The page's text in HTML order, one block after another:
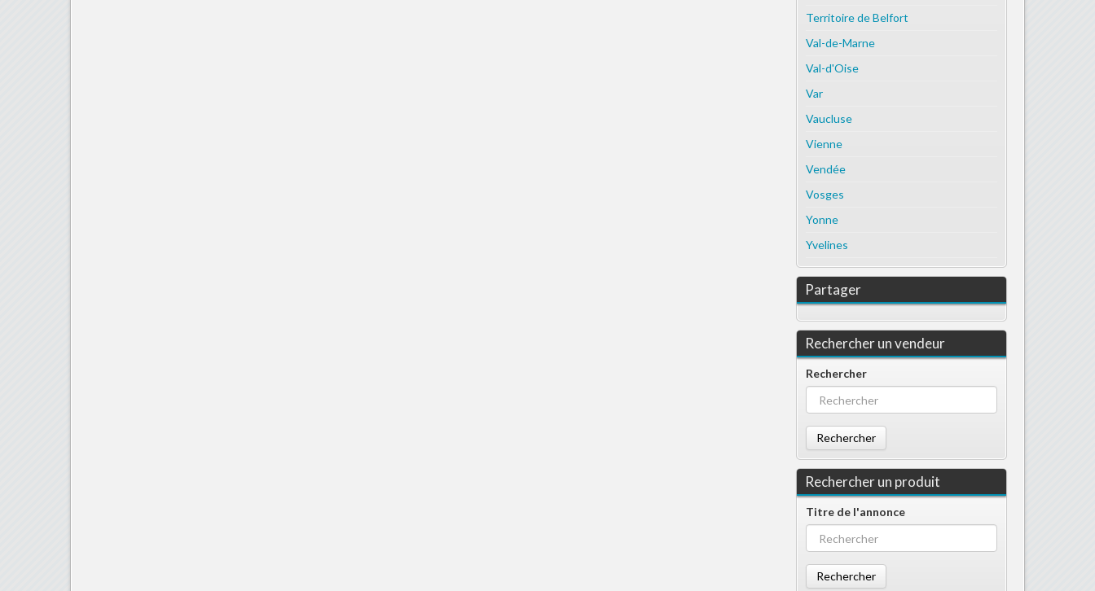
Territoire de Belfort
Val-de-Marne
Val-d'Oise
Var
Vaucluse
Vienne
Vendée
Vosges
Yonne
Yvelines
Partager
Rechercher un vendeur
Rechercher
Rechercher
Rechercher un produit
Titre de l'annonce
Rechercher